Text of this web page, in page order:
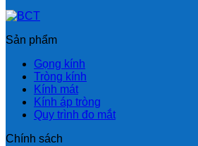
Sản phẩm
Gọng kính
Tròng kính
Kính mát
Kính áp tròng
Quy trình đo mắt
Chính sách